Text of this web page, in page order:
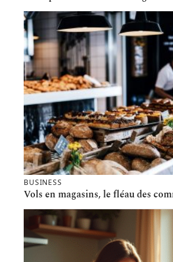
BUSINESS
Vols en magasins, le fléau des